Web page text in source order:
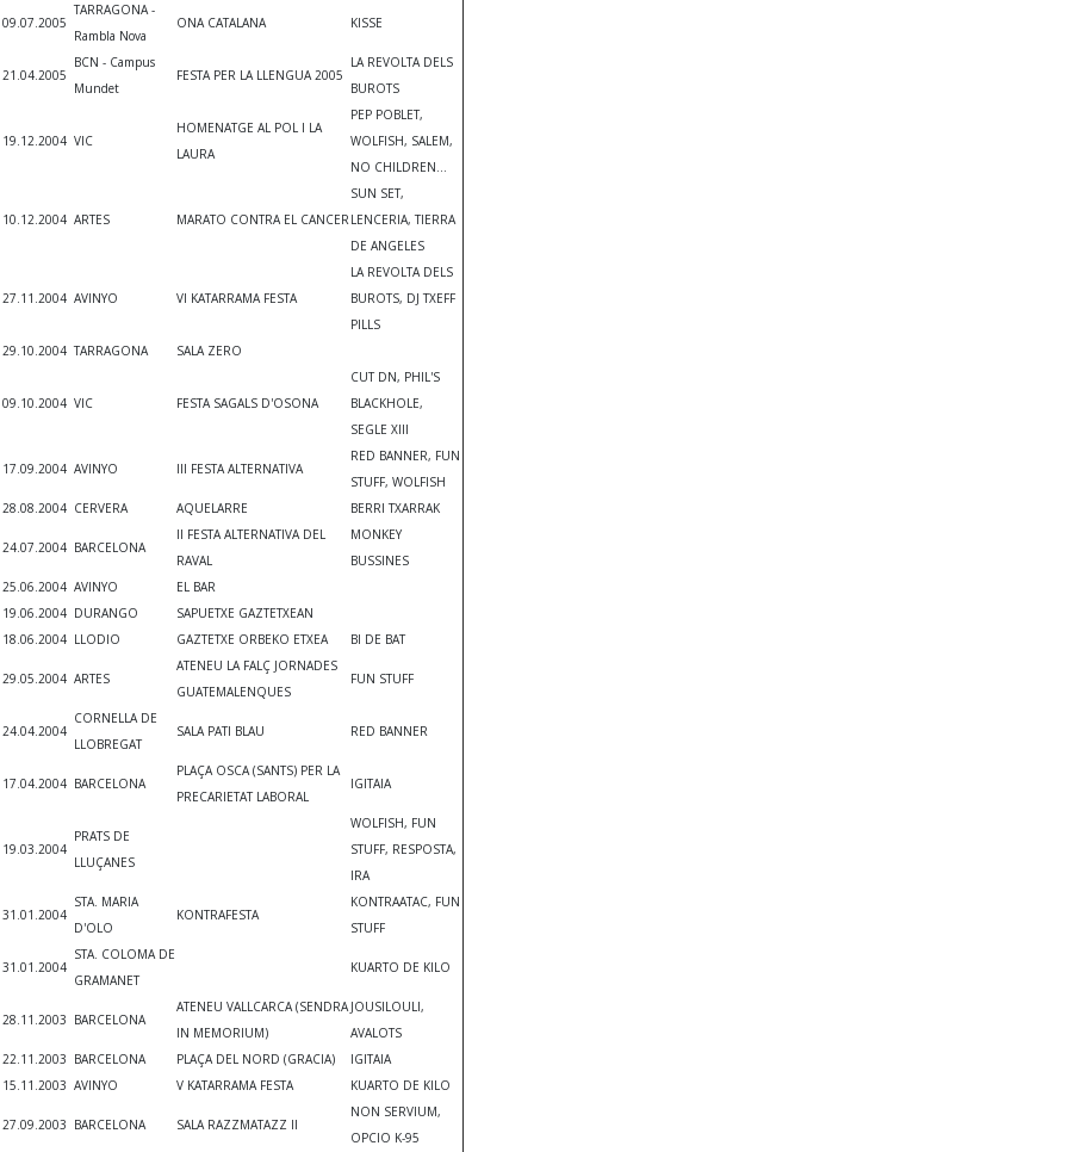
09.07.2005
TARRAGONA -
Rambla Nova
ONA CATALANA KISSE
21.04.2005
BCN - Campus
Mundet
FESTA PER LA LLENGUA 2005
LA REVOLTA DELS
BUROTS
19.12.2004 VIC
HOMENATGE AL POL I LA
LAURA
PEP POBLET,
WOLFISH, SALEM,
NO CHILDREN...
10.12.2004 ARTES MARATO CONTRA EL CANCER
SUN SET,
LENCERIA, TIERRA
DE ANGELES
27.11.2004 AVINYO VI KATARRAMA FESTA
LA REVOLTA DELS
BUROTS, DJ TXEFF
PILLS
29.10.2004 TARRAGONA SALA ZERO
09.10.2004 VIC FESTA SAGALS D'OSONA
CUT DN, PHIL'S
BLACKHOLE,
SEGLE XIII
17.09.2004 AVINYO III FESTA ALTERNATIVA
RED BANNER, FUN
STUFF, WOLFISH
28.08.2004 CERVERA AQUELARRE BERRI TXARRAK
24.07.2004 BARCELONA
II FESTA ALTERNATIVA DEL
RAVAL
MONKEY
BUSSINES
25.06.2004 AVINYO
EL BAR
19.06.2004 DURANGO
SAPUETXE GAZTETXEAN
18.06.2004 LLODIO GAZTETXE ORBEKO ETXEA BI DE BAT
29.05.2004 ARTES
ATENEU LA FALÇ JORNADES
GUATEMALENQUES
FUN STUFF
24.04.2004
CORNELLA DE
LLOBREGAT
SALA PATI BLAU RED BANNER
17.04.2004 BARCELONA
PLAÇA OSCA (SANTS) PER LA
PRECARIETAT LABORAL
IGITAIA
19.03.2004
PRATS DE
LLUÇANES
WOLFISH, FUN
STUFF, RESPOSTA,
IRA
31.01.2004
STA. MARIA
D'OLO
KONTRAFESTA
KONTRAATAC, FUN
STUFF
31.01.2004
STA. COLOMA DE
GRAMANET
KUARTO DE KILO
28.11.2003 BARCELONA
ATENEU VALLCARCA (SENDRA
IN MEMORIUM)
JOUSILOULI,
AVALOTS
22.11.2003 BARCELONA PLAÇA DEL NORD (GRACIA)
IGITAIA
15.11.2003 AVINYO V KATARRAMA FESTA KUARTO DE KILO
27.09.2003 BARCELONA SALA RAZZMATAZZ II
NON SERVIUM,
OPCIO K-95